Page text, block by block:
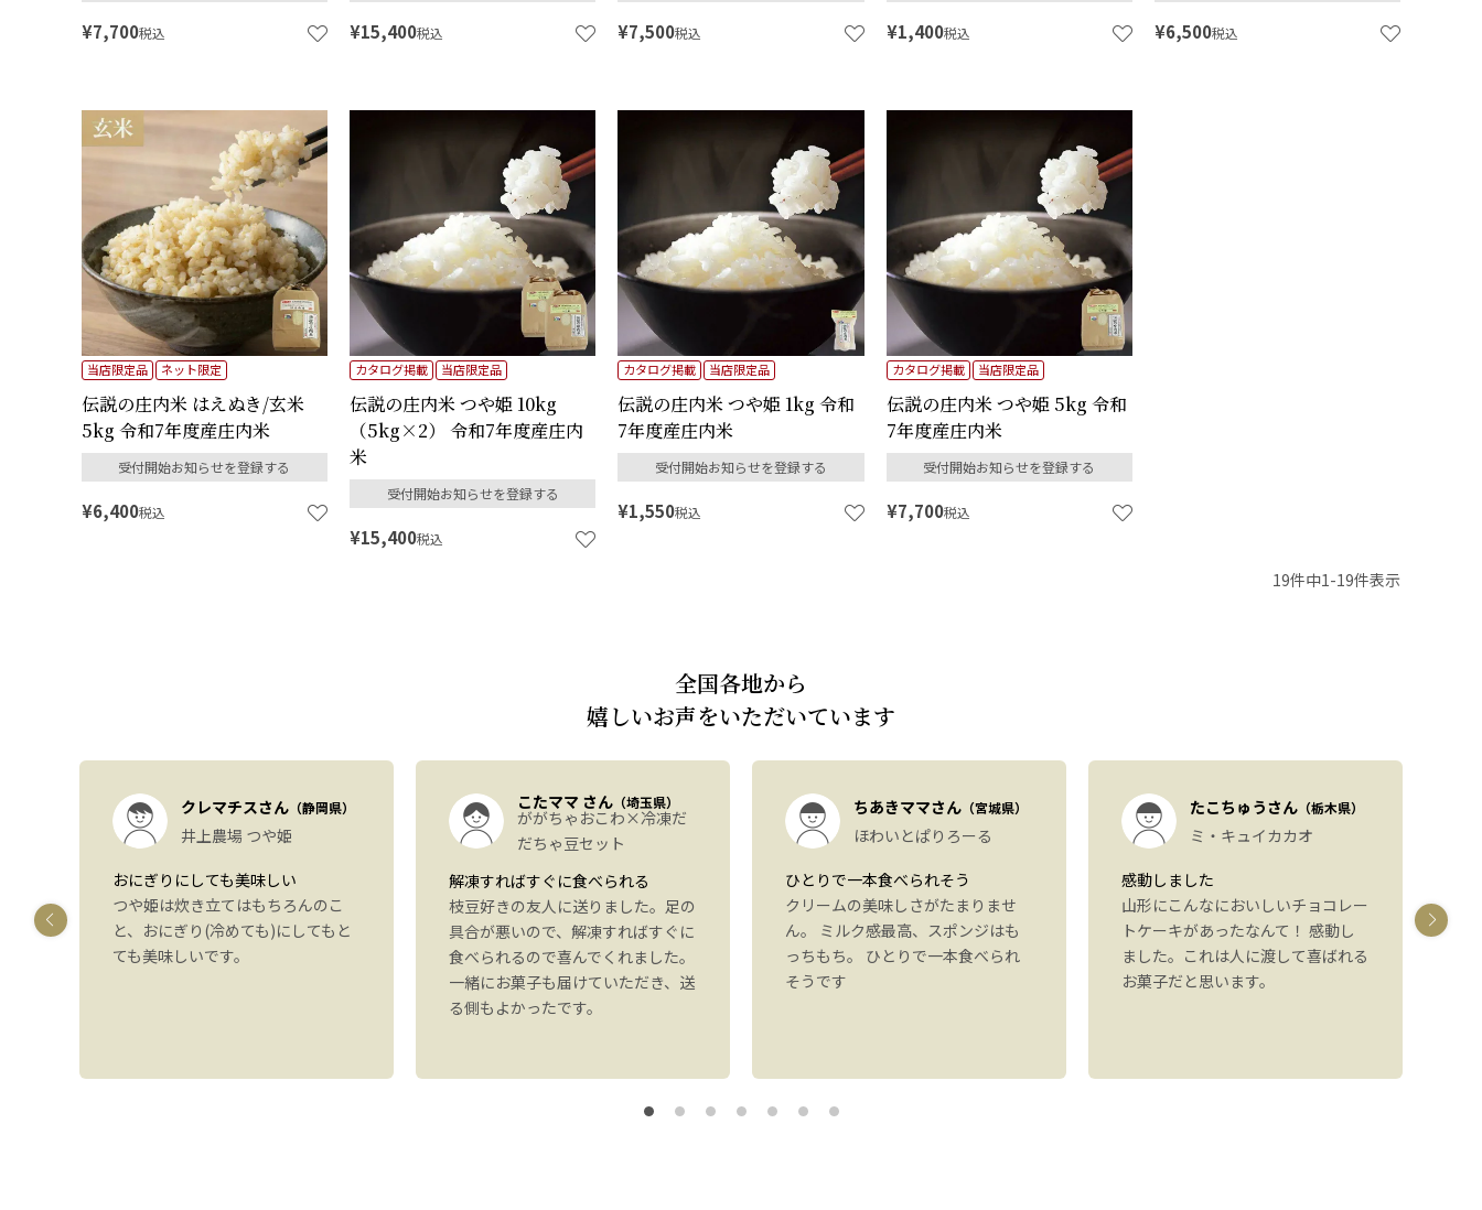
¥7,700税込 ¥15,400税込 ¥7,500税込 ¥1,400税込 ¥6,500税込
伝説の庄内米 はえぬき/玄米
5kg 令和7年度産庄内米
当店限定品 ネット限定
受付開始お知らせを登録する
¥6,400税込
伝説の庄内米 つや姫 10kg
（5kg×2） 令和7年度産庄内
米
カタログ掲載 当店限定品
受付開始お知らせを登録する
¥15,400税込
伝説の庄内米 つや姫 1kg 令和
7年度産庄内米
カタログ掲載 当店限定品
受付開始お知らせを登録する
¥1,550税込
伝説の庄内米 つや姫 5kg 令和
7年度産庄内米
カタログ掲載 当店限定品
受付開始お知らせを登録する
¥7,700税込
19件中1-19件表示
全国各地から
嬉しいお声をいただいています
クレマチスさん （静岡県）
井上農場 つや姫
おにぎりにしても美味しい
つや姫は炊き立てはもちろんのこ
と、おにぎり(冷めても)にしてもと
ても美味しいです。
こたママ さん （埼玉県）
ががちゃおこわ×冷凍だ
だちゃ豆セット
解凍すればすぐに食べられる
枝豆好きの友人に送りました。足の
具合が悪いので、解凍すればすぐに
食べられるので喜んでくれました。
一緒にお菓子も届けていただき、送
る側もよかったです。
ちあきママさん （宮城県）
ほわいとぱりろーる
ひとりで一本食べられそう
クリームの美味しさがたまりませ
ん。 ミルク感最高、スポンジはも
っちもち。 ひとりで一本食べられ
そうです
たこちゅうさん （栃木県）
ミ・キュイカカオ
感動しました
山形にこんなにおいしいチョコレー
トケーキがあったなんて！ 感動し
ました。これは人に渡して喜ばれる
お菓子だと思います。